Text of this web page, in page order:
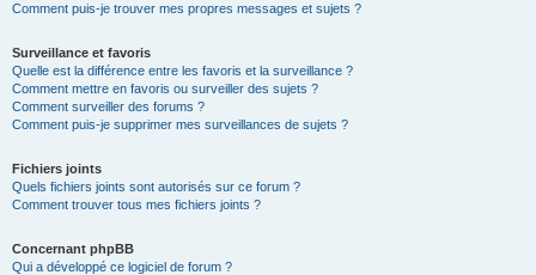
Comment puis-je trouver mes propres messages et sujets ?
Surveillance et favoris
Quelle est la différence entre les favoris et la surveillance ?
Comment mettre en favoris ou surveiller des sujets ?
Comment surveiller des forums ?
Comment puis-je supprimer mes surveillances de sujets ?
Fichiers joints
Quels fichiers joints sont autorisés sur ce forum ?
Comment trouver tous mes fichiers joints ?
Concernant phpBB
Qui a développé ce logiciel de forum ?